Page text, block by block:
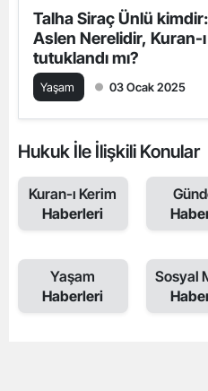
Talha Siraç Ünlü kimdir:
Aslen Nerelidir, Kuran-
tutuklandı mı?
Yaşam 03 Ocak 2025
Hukuk İle İlişkili Konular
Kuran-ı Kerim
Haberleri
Yaşam
Haberleri
Sosyal